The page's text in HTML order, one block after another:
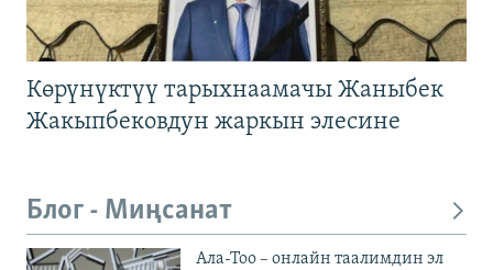
Көрүнүктүү тарыхнаамачы Жаныбек
Жакыпбековдун жаркын элесине
Блог - Миңсанат
Ала-Тоо – онлайн таалимдин эл